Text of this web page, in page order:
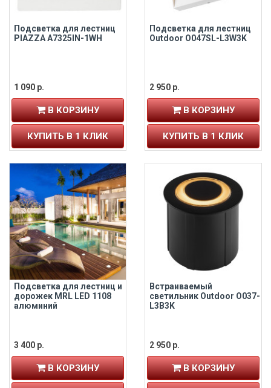
Подсветка для лестниц
PIAZZA A7325IN-1WH
1 090 р.
В КОРЗИНУ
КУПИТЬ В 1 КЛИК
Подсветка для лестниц
Outdoor O047SL-L3W3K
2 950 р.
В КОРЗИНУ
КУПИТЬ В 1 КЛИК
Подсветка для лестниц и
дорожек MRL LED 1108
алюминий
3 400 р.
В КОРЗИНУ
Встраиваемый
светильник Outdoor O037-
L3B3K
2 950 р.
В КОРЗИНУ